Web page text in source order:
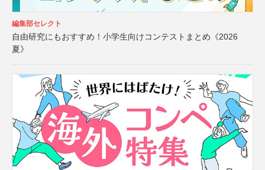
編集部セレクト
自由研究にもおすすめ！小学生向けコンテストまとめ《2026
夏》